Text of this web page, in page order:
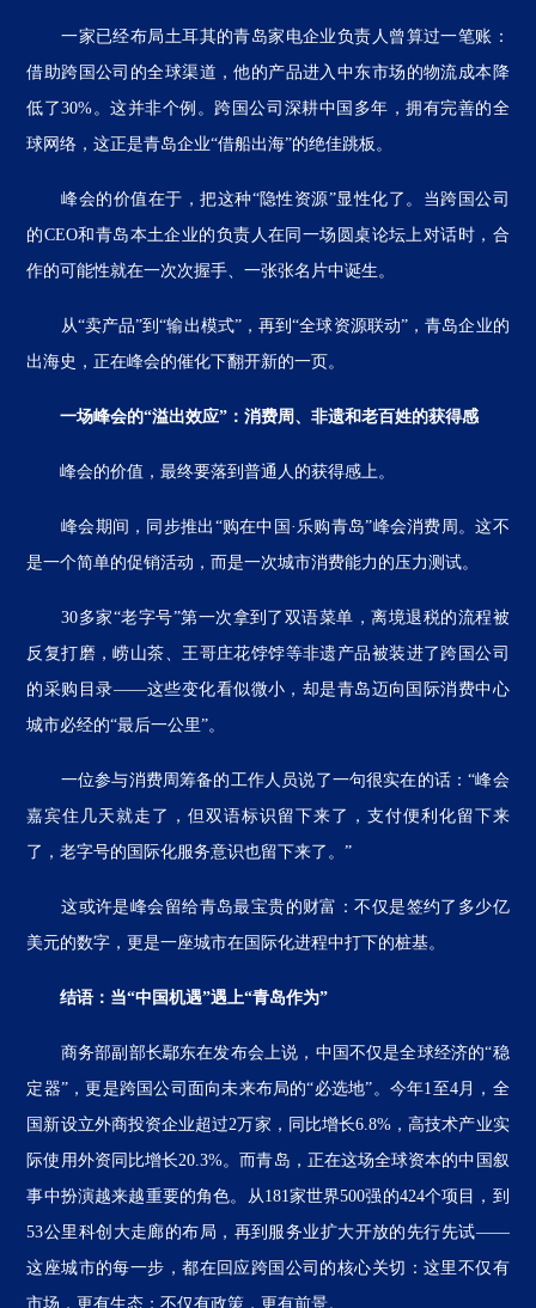
一家已经布局土耳其的青岛家电企业负责人曾算过一笔账：
借助跨国公司的全球渠道，他的产品进入中东市场的物流成本降
低了30%。这并非个例。跨国公司深耕中国多年，拥有完善的全
球网络，这正是青岛企业“借船出海”的绝佳跳板。
峰会的价值在于，把这种“隐性资源”显性化了。当跨国公司
的CEO和青岛本土企业的负责人在同一场圆桌论坛上对话时，合
作的可能性就在一次次握手、一张张名片中诞生。
从“卖产品”到“输出模式”，再到“全球资源联动”，青岛企业的
出海史，正在峰会的催化下翻开新的一页。
一场峰会的“溢出效应”：消费周、非遗和老百姓的获得感
峰会的价值，最终要落到普通人的获得感上。
峰会期间，同步推出“购在中国·乐购青岛”峰会消费周。这不
是一个简单的促销活动，而是一次城市消费能力的压力测试。
30多家“老字号”第一次拿到了双语菜单，离境退税的流程被
反复打磨，崂山茶、王哥庄花饽饽等非遗产品被装进了跨国公司
的采购目录——这些变化看似微小，却是青岛迈向国际消费中心
城市必经的“最后一公里”。
一位参与消费周筹备的工作人员说了一句很实在的话：“峰会
嘉宾住几天就走了，但双语标识留下来了，支付便利化留下来
了，老字号的国际化服务意识也留下来了。”
这或许是峰会留给青岛最宝贵的财富：不仅是签约了多少亿
美元的数字，更是一座城市在国际化进程中打下的桩基。
结语：当“中国机遇”遇上“青岛作为”
商务部副部长鄢东在发布会上说，中国不仅是全球经济的“稳
定器”，更是跨国公司面向未来布局的“必选地”。今年1至4月，全
国新设立外商投资企业超过2万家，同比增长6.8%，高技术产业实
际使用外资同比增长20.3%。而青岛，正在这场全球资本的中国叙
事中扮演越来越重要的角色。从181家世界500强的424个项目，到
53公里科创大走廊的布局，再到服务业扩大开放的先行先试——
这座城市的每一步，都在回应跨国公司的核心关切：这里不仅有
市场，更有生态；不仅有政策，更有前景。